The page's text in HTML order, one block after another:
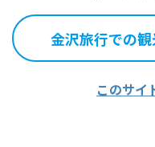
金沢旅行での
このサイ